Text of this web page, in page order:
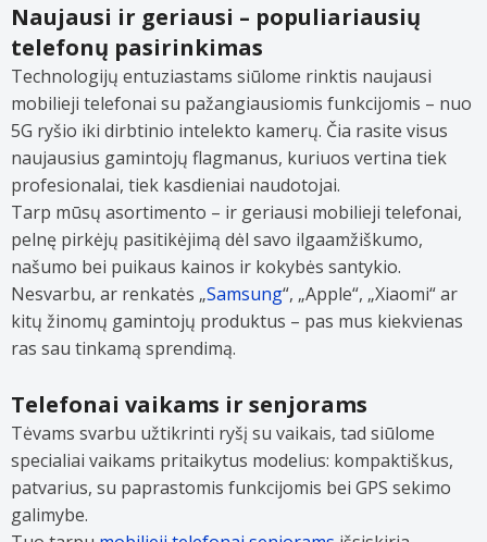
Naujausi ir geriausi – populiariausių
telefonų pasirinkimas
Technologijų entuziastams siūlome rinktis naujausi
mobilieji telefonai su pažangiausiomis funkcijomis – nuo
5G ryšio iki dirbtinio intelekto kamerų. Čia rasite visus
naujausius gamintojų flagmanus, kuriuos vertina tiek
profesionalai, tiek kasdieniai naudotojai.
Tarp mūsų asortimento – ir geriausi mobilieji telefonai,
pelnę pirkėjų pasitikėjimą dėl savo ilgaamžiškumo,
našumo bei puikaus kainos ir kokybės santykio.
Nesvarbu, ar renkatės „Samsung“, „Apple“, „Xiaomi“ ar
kitų žinomų gamintojų produktus – pas mus kiekvienas
ras sau tinkamą sprendimą.
Telefonai vaikams ir senjorams
Tėvams svarbu užtikrinti ryšį su vaikais, tad siūlome
specialiai vaikams pritaikytus modelius: kompaktiškus,
patvarius, su paprastomis funkcijomis bei GPS sekimo
galimybe.